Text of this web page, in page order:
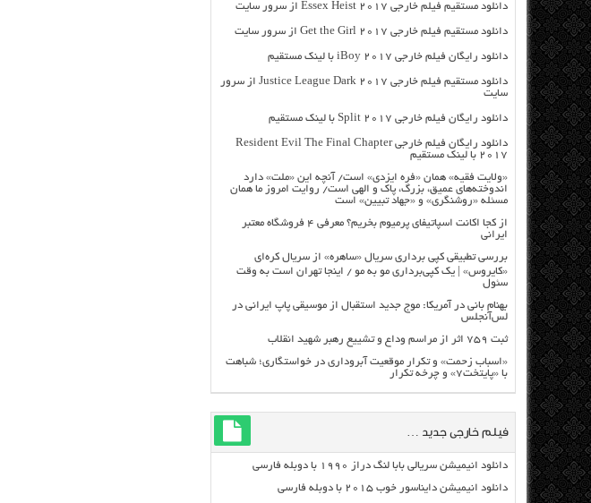
دانلود مستقیم فیلم خارجی Essex Heist 2017 از سرور سایت
دانلود مستقیم فیلم خارجی Get the Girl 2017 از سرور سایت
دانلود رایگان فیلم خارجی iBoy 2017 با لینک مستقیم
دانلود مستقیم فیلم خارجی Justice League Dark 2017 از سرور
سایت
دانلود رایگان فیلم خارجی Split 2017 با لینک مستقیم
دانلود رایگان فیلم خارجی Resident Evil The Final Chapter
2017 با لینک مستقیم
«ولایت فقیه» همان «فره ایزدی» است/ آنچه این «ملت» دارد
اندوخته‌های عمیق، بزرگ، پاک و الهی است/ روایت امروز ما همان
مسئله «روشنگری» و «جهاد تبیین» است
از کجا اکانت اسپاتیفای پرمیوم بخریم؟ معرفی ۴ فروشگاه معتبر
ایرانی
بررسی تطبیقی کپی برداری سریال «ساهره» از سریال کره‌ای
«کایروس» | یک کپی‌برداری مو به مو / اینجا تهران است به وقت
سئول
بهنام بانی در آمریکا: موج جدید استقبال از موسیقی پاپ ایرانی در
لس‌آنجلس
ثبت ۷۵۹ اثر از مراسم وداع و تشییع رهبر شهید انقلاب
«اسباب زحمت» و تکرار موقعیت آبروداری در خواستگاری؛ شباهت
با «پایتخت۷» و چرخه تکرار
فیلم خارجی جدید …
دانلود انیمیشن سریالی بابا لنگ دراز ۱۹۹۰ با دوبله فارسی
دانلود انیمیشن دایناسور خوب ۲۰۱۵ با دوبله فارسی